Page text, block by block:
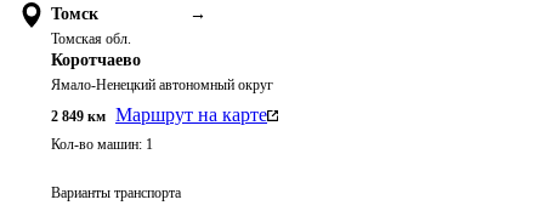
Томск →
Томская обл.
Коротчаево
Ямало-Ненецкий автономный округ
2 849 км Маршрут на карте
Кол-во машин: 1
Варианты транспорта